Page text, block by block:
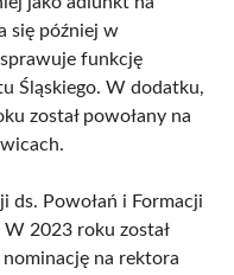
się później w
funkcję
Śląskiego. W dodatku,
został powołany na
ds. Powołań i Formacji
2023 roku został
na rektora